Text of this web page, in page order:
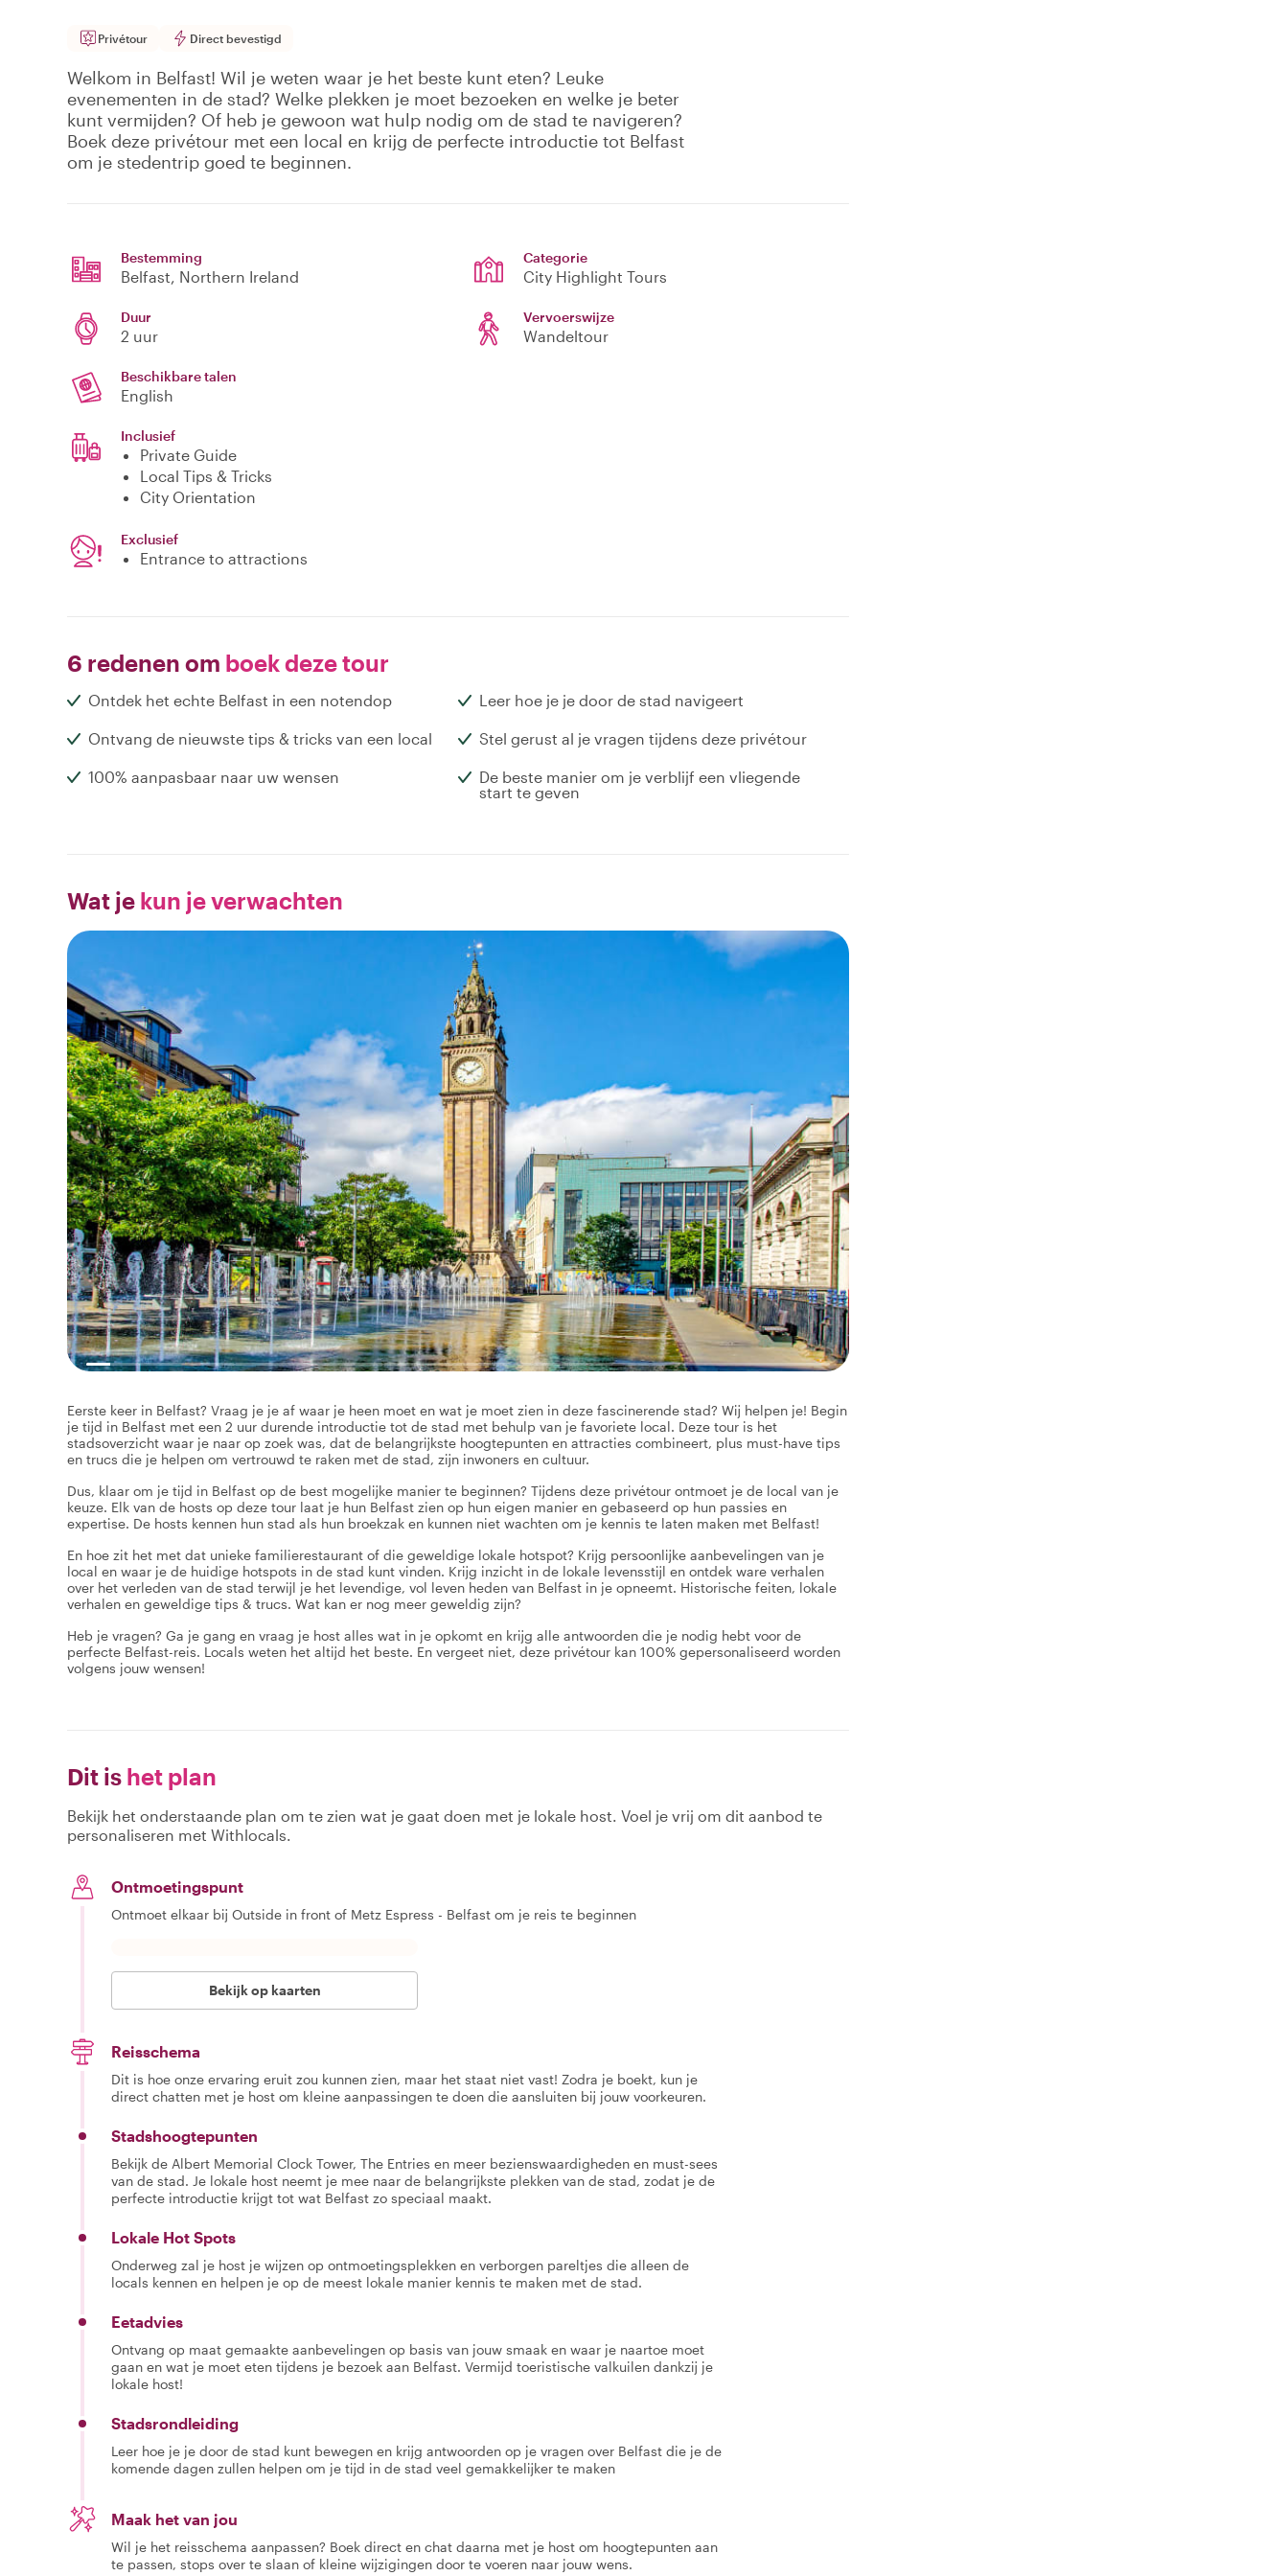
Privétour Direct bevestigd
Welkom in Belfast! Wil je weten waar je het beste kunt eten? Leuke
evenementen in de stad? Welke plekken je moet bezoeken en welke je beter
kunt vermijden? Of heb je gewoon wat hulp nodig om de stad te navigeren?
Boek deze privétour met een local en krijg de perfecte introductie tot Belfast
om je stedentrip goed te beginnen.
Bestemming
Belfast, Northern Ireland
Categorie
City Highlight Tours
Duur
2 uur
Vervoerswijze
Wandeltour
Beschikbare talen
English
Inclusief
Private Guide
Local Tips & Tricks
City Orientation
Exclusief
Entrance to attractions
6 redenen om boek deze tour
Ontdek het echte Belfast in een notendop Leer hoe je je door de stad navigeert
Ontvang de nieuwste tips & tricks van een local Stel gerust al je vragen tijdens deze privétour
100% aanpasbaar naar uw wensen
De beste manier om je verblijf een vliegende
start te geven
Wat je kun je verwachten
Eerste keer in Belfast? Vraag je je af waar je heen moet en wat je moet zien in deze fascinerende stad? Wij helpen je! Begin
je tijd in Belfast met een 2 uur durende introductie tot de stad met behulp van je favoriete local. Deze tour is het
stadsoverzicht waar je naar op zoek was, dat de belangrijkste hoogtepunten en attracties combineert, plus must-have tips
en trucs die je helpen om vertrouwd te raken met de stad, zijn inwoners en cultuur.
Dus, klaar om je tijd in Belfast op de best mogelijke manier te beginnen? Tijdens deze privétour ontmoet je de local van je
keuze. Elk van de hosts op deze tour laat je hun Belfast zien op hun eigen manier en gebaseerd op hun passies en
expertise. De hosts kennen hun stad als hun broekzak en kunnen niet wachten om je kennis te laten maken met Belfast!
En hoe zit het met dat unieke familierestaurant of die geweldige lokale hotspot? Krijg persoonlijke aanbevelingen van je
local en waar je de huidige hotspots in de stad kunt vinden. Krijg inzicht in de lokale levensstijl en ontdek ware verhalen
over het verleden van de stad terwijl je het levendige, vol leven heden van Belfast in je opneemt. Historische feiten, lokale
verhalen en geweldige tips & trucs. Wat kan er nog meer geweldig zijn?
Heb je vragen? Ga je gang en vraag je host alles wat in je opkomt en krijg alle antwoorden die je nodig hebt voor de
perfecte Belfast-reis. Locals weten het altijd het beste. En vergeet niet, deze privétour kan 100% gepersonaliseerd worden
volgens jouw wensen!
Dit is het plan
Bekijk het onderstaande plan om te zien wat je gaat doen met je lokale host. Voel je vrij om dit aanbod te
personaliseren met Withlocals.
Ontmoetingspunt
Ontmoet elkaar bij Outside in front of Metz Espress - Belfast om je reis te beginnen
Bekijk op kaarten
Reisschema
Dit is hoe onze ervaring eruit zou kunnen zien, maar het staat niet vast! Zodra je boekt, kun je
direct chatten met je host om kleine aanpassingen te doen die aansluiten bij jouw voorkeuren.
Stadshoogtepunten
Bekijk de Albert Memorial Clock Tower, The Entries en meer bezienswaardigheden en must-sees
van de stad. Je lokale host neemt je mee naar de belangrijkste plekken van de stad, zodat je de
perfecte introductie krijgt tot wat Belfast zo speciaal maakt.
Lokale Hot Spots
Onderweg zal je host je wijzen op ontmoetingsplekken en verborgen pareltjes die alleen de
locals kennen en helpen je op de meest lokale manier kennis te maken met de stad.
Eetadvies
Ontvang op maat gemaakte aanbevelingen op basis van jouw smaak en waar je naartoe moet
gaan en wat je moet eten tijdens je bezoek aan Belfast. Vermijd toeristische valkuilen dankzij je
lokale host!
Stadsrondleiding
Leer hoe je je door de stad kunt bewegen en krijg antwoorden op je vragen over Belfast die je de
komende dagen zullen helpen om je tijd in de stad veel gemakkelijker te maken
Maak het van jou
Wil je het reisschema aanpassen? Boek direct en chat daarna met je host om hoogtepunten aan
te passen, stops over te slaan of kleine wijzigingen door te voeren naar jouw wens.